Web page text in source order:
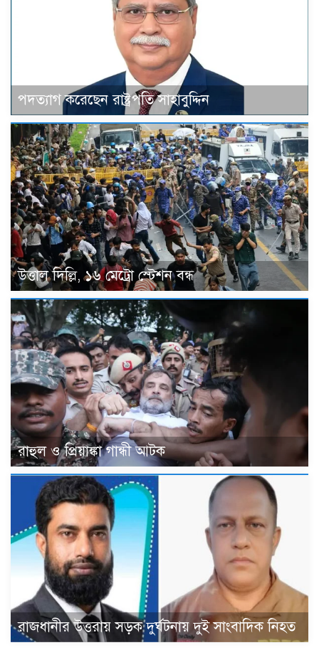
পদত্যাগ করেছেন রাষ্ট্রপতি সাহাবুদ্দিন
উত্তাল দিল্লি, ১৬ মেট্রো স্টেশন বন্ধ
রাহুল ও প্রিয়াঙ্কা গান্ধী আটক
রাজধানীর উত্তরায় সড়ক দুর্ঘটনায় দুই সাংবাদিক নিহত